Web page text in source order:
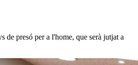
de presó per a l'home, que serà jutjat a